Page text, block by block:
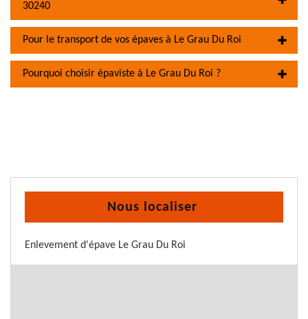
30240
Pour le transport de vos épaves à Le Grau Du Roi
Pourquoi choisir épaviste à Le Grau Du Roi ?
Nous localiser
Enlevement d'épave Le Grau Du Roi